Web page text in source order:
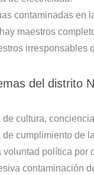
contaminadas en
maestros
irresponsables
del distrito
de cultura,
de cumplimiento de
voluntad política por
contaminación